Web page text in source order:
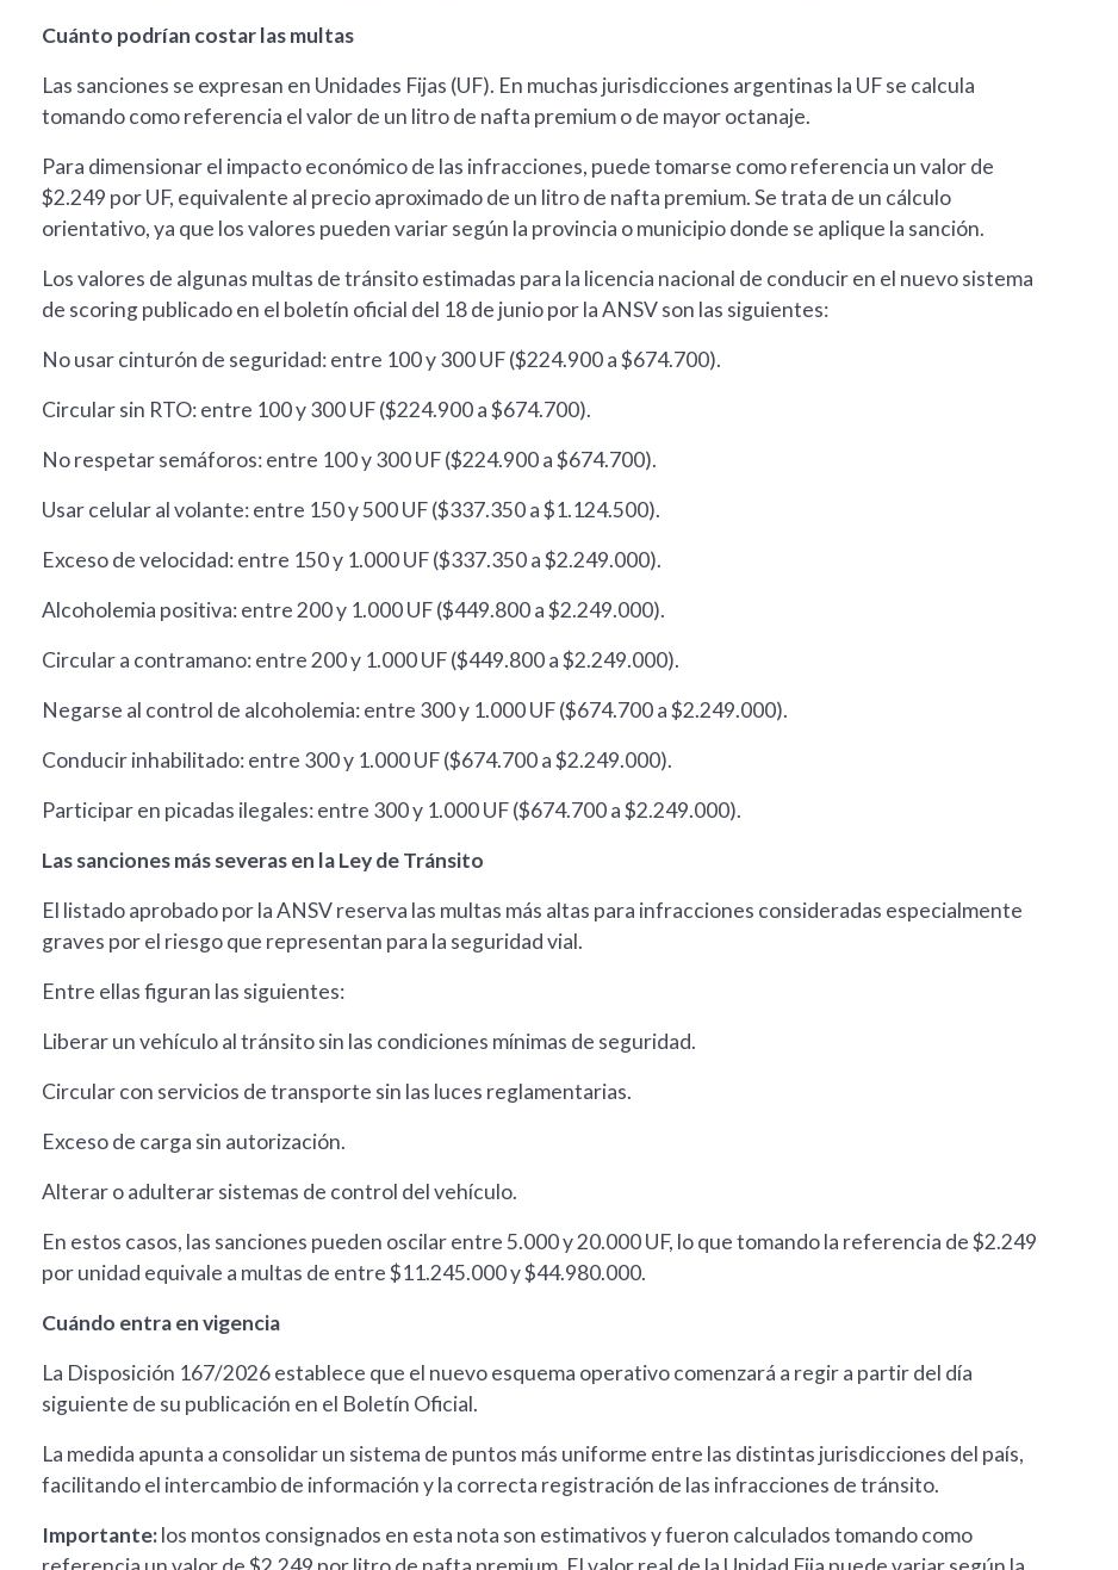
Cuánto podrían costar las multas
Las sanciones se expresan en Unidades Fijas (UF). En muchas jurisdicciones argentinas la UF se calcula
tomando como referencia el valor de un litro de nafta premium o de mayor octanaje.
Para dimensionar el impacto económico de las infracciones, puede tomarse como referencia un valor de
$2.249 por UF, equivalente al precio aproximado de un litro de nafta premium. Se trata de un cálculo
orientativo, ya que los valores pueden variar según la provincia o municipio donde se aplique la sanción.
Los valores de algunas multas de tránsito estimadas para la licencia nacional de conducir en el nuevo sistema
de scoring publicado en el boletín oficial del 18 de junio por la ANSV son las siguientes:
No usar cinturón de seguridad: entre 100 y 300 UF ($224.900 a $674.700).
Circular sin RTO: entre 100 y 300 UF ($224.900 a $674.700).
No respetar semáforos: entre 100 y 300 UF ($224.900 a $674.700).
Usar celular al volante: entre 150 y 500 UF ($337.350 a $1.124.500).
Exceso de velocidad: entre 150 y 1.000 UF ($337.350 a $2.249.000).
Alcoholemia positiva: entre 200 y 1.000 UF ($449.800 a $2.249.000).
Circular a contramano: entre 200 y 1.000 UF ($449.800 a $2.249.000).
Negarse al control de alcoholemia: entre 300 y 1.000 UF ($674.700 a $2.249.000).
Conducir inhabilitado: entre 300 y 1.000 UF ($674.700 a $2.249.000).
Participar en picadas ilegales: entre 300 y 1.000 UF ($674.700 a $2.249.000).
Las sanciones más severas en la Ley de Tránsito
El listado aprobado por la ANSV reserva las multas más altas para infracciones consideradas especialmente
graves por el riesgo que representan para la seguridad vial.
Entre ellas figuran las siguientes:
Liberar un vehículo al tránsito sin las condiciones mínimas de seguridad.
Circular con servicios de transporte sin las luces reglamentarias.
Exceso de carga sin autorización.
Alterar o adulterar sistemas de control del vehículo.
En estos casos, las sanciones pueden oscilar entre 5.000 y 20.000 UF, lo que tomando la referencia de $2.249
por unidad equivale a multas de entre $11.245.000 y $44.980.000.
Cuándo entra en vigencia
La Disposición 167/2026 establece que el nuevo esquema operativo comenzará a regir a partir del día
siguiente de su publicación en el Boletín Oficial.
La medida apunta a consolidar un sistema de puntos más uniforme entre las distintas jurisdicciones del país,
facilitando el intercambio de información y la correcta registración de las infracciones de tránsito.
Importante:los montos consignados en esta nota son estimativos y fueron calculados tomando como